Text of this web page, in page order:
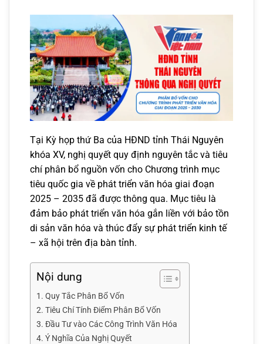
Tại Kỳ họp thứ Ba của HĐND tỉnh Thái Nguyên
khóa XV, nghị quyết quy định nguyên tắc và tiêu
chí phân bổ nguồn vốn cho Chương trình mục
tiêu quốc gia về phát triển văn hóa giai đoạn
2025 – 2035 đã được thông qua. Mục tiêu là
đảm bảo phát triển văn hóa gắn liền với bảo tồn
di sản văn hóa và thúc đẩy sự phát triển kinh tế
– xã hội trên địa bàn tỉnh.
Nội dung
Quy Tắc Phân Bổ Vốn
Tiêu Chí Tính Điểm Phân Bổ Vốn
Đầu Tư vào Các Công Trình Văn Hóa
Ý Nghĩa Của Nghị Quyết